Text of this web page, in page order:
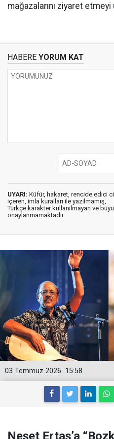
mağazalarını ziyaret etmeyi
HABERE YORUM KAT
UYARI: Küfür, hakaret, rencide edici
içeren, imla kuralları ile yazılmamış,
Türkçe karakter kullanılmayan ve
onaylanmamaktadır.
15:58
03 Temmuz 2026
Neşet Ertaş’a